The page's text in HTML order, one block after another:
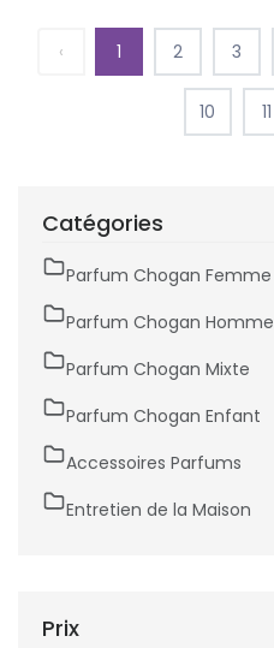
‹ 1 2 3
10 11
Catégories
Parfum Chogan Femme
Parfum Chogan Homme
Parfum Chogan Mixte
Parfum Chogan Enfant
Accessoires Parfums
Entretien de la Maison
Prix